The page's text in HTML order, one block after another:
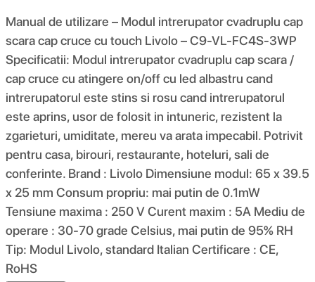
Manual de utilizare – Modul intrerupator cvadruplu cap
scara cap cruce cu touch Livolo – C9-VL-FC4S-3WP
Specificatii: Modul intrerupator cvadruplu cap scara /
cap cruce cu atingere on/off cu led albastru cand
intrerupatorul este stins si rosu cand intrerupatorul
este aprins, usor de folosit in intuneric, rezistent la
zgarieturi, umiditate, mereu va arata impecabil. Potrivit
pentru casa, birouri, restaurante, hoteluri, sali de
conferinte. Brand : Livolo Dimensiune modul: 65 x 39.5
x 25 mm Consum propriu: mai putin de 0.1mW
Tensiune maxima : 250 V Curent maxim : 5A Mediu de
operare : 30-70 grade Celsius, mai putin de 95% RH
Tip: Modul Livolo, standard Italian Certificare : CE,
RoHS